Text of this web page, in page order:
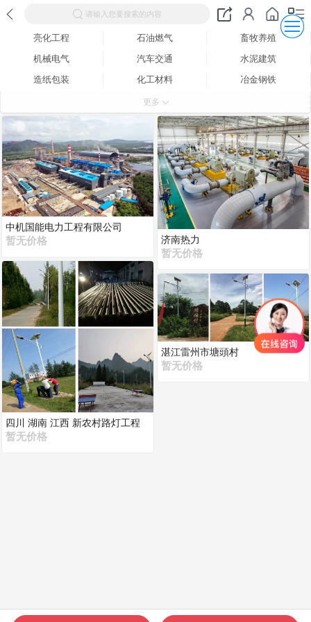
请输入您要搜索的内容
亮化工程 石油燃气
畜牧养殖
机械电气
汽车交通
水泥建筑
造纸包装
化工材料
冶金钢铁
食品饮料
更多
中机国能电力工程有限公司
暂无价格
四川 湖南 江西 新农村路灯工程
系列
暂无价格
济南热力
暂无价格
湛江雷州市塘頭村
暂无价格